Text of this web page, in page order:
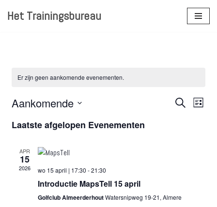
Het Trainingsbureau
Er zijn geen aankomende evenementen.
ZoekenLijst
Aankomende
een
Laatste afgelopen Evenementen
APR
15
2026 wo 15 april | 17:30 -21:30
Introductie MapsTell 15 april
Golfclub AlmeerderhoutWatersnipweg 19-21, Almere